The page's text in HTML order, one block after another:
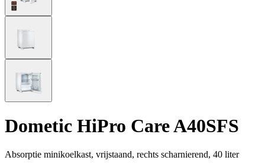
Dometic HiPro Care A40SFS
Absorptie minikoelkast, vrijstaand, rechts scharnierend, 40 liter